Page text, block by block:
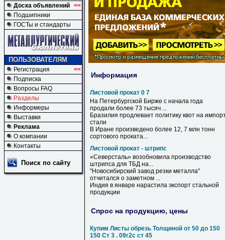
Доска объявлений <<
Подшипники
ГОСТы и стандарты
ПОЛЬЗОВАТЕЛЯМ
Регистрация
<<
Подписка
Вопросы FAQ
Разделы
Информеры
Выставки
Реклама
О компании
Контакты
Поиск по сайту
Информация
Листовой прокат 0 7
На Петербургской Бирже с начала года
продали более 73 тысяч ...
Бразилия продлевает политику квот на
стали
В Иране произведено более 12, 7 млн тонн
сортового проката...
Листовой прокат - штрипс
«Северсталь» возобновила производство
штрипса для ТБД на...
"Новосибирский завод резки металла"
отчитался о заметном ...
Индия в январе нарастила экспорт стальной
продукции
Спрос на продукцию, цены
Купим Листы обрезь Толщиной от 50 до 150
150 Ст 3 . 09г2с ст 45